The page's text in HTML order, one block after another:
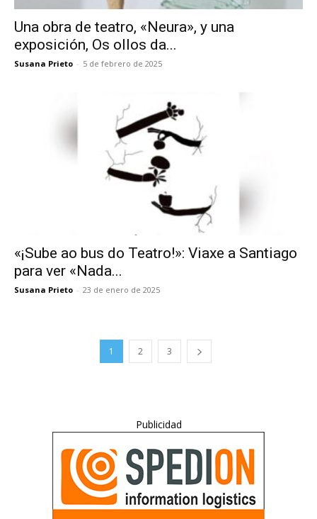
Una obra de teatro, «Neura», y una
exposición, Os ollos da...
Susana Prieto - 5 de febrero de 2025
«¡Sube ao bus do Teatro!»: Viaxe a Santiago
para ver «Nada...
Susana Prieto - 23 de enero de 2025
1 2 3
Publicidad